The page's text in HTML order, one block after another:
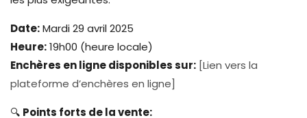
Date:Mardi 29 avril 2025
Heure:19h00 (heure locale)
Enchères en ligne disponibles sur: [Lien vers la
plateforme d’enchères en ligne]
🔍 Points forts de la vente: